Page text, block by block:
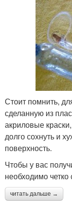
Стоит помнить,
сделанную из
акриловые
долго сохнуть и
поверхность.
Чтобы у вас
необходимо четко
читать дальше →